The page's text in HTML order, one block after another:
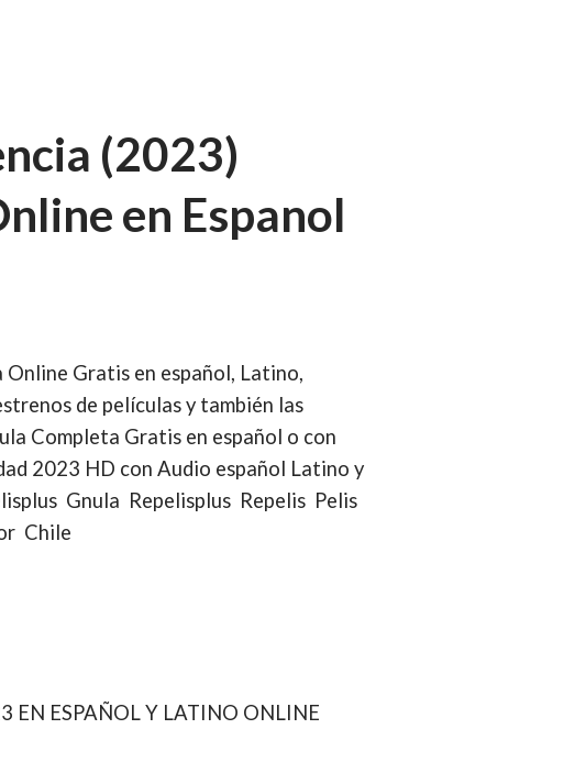
(2023)
en Espanol
Gratis en español, Latino,
de películas y también las
Completa Gratis en español o con
2023 HD con Audio español Latino y
Gnula Repelisplus Repelis Pelis
Chile
EN ESPAÑOL Y LATINO ONLINE